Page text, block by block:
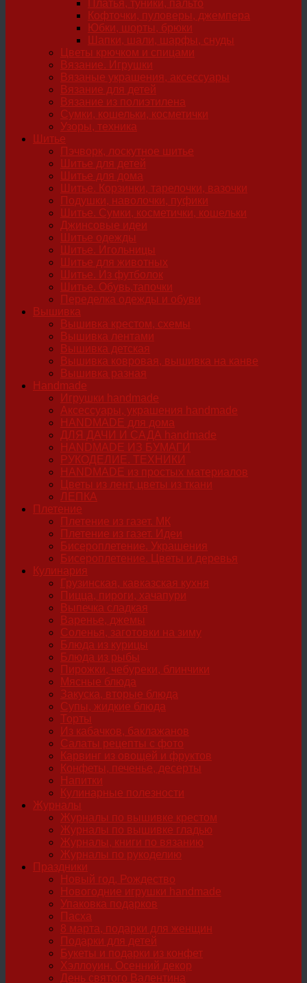
Платья, туники, пальто
Кофточки, пуловеры, джемпера
Юбки, шорты, брюки
Шапки, шали, шарфы, снуды
Цветы крючком и спицами
Вязание. Игрушки
Вязаные украшения, аксессуары
Вязание для детей
Вязание из полиэтилена
Сумки, кошельки, косметички
Узоры, техника
Шитье
Пэчворк, лоскутное шитье
Шитье для детей
Шитье для дома
Шитье. Корзинки, тарелочки, вазочки
Подушки, наволочки, пуфики
Шитье. Сумки, косметички, кошельки
Джинсовые идеи
Шитье одежды
Шитье. Игольницы
Шитье для животных
Шитье. Из футболок
Шитье. Обувь,тапочки
Переделка одежды и обуви
Вышивка
Вышивка крестом, схемы
Вышивка лентами
Вышивка детская
Вышивка ковровая, вышивка на канве
Вышивка разная
Handmade
Игрушки handmade
Аксессуары, украшения handmade
HANDMADE для дома
ДЛЯ ДАЧИ И САДА handmade
HANDMADE ИЗ БУМАГИ
РУКОДЕЛИЕ. ТЕХНИКИ
HANDMADE из простых материалов
Цветы из лент, цветы из ткани
ЛЕПКА
Плетение
Плетение из газет. МК
Плетение из газет. Идеи
Бисероплетение. Украшения
Бисероплетение. Цветы и деревья
Кулинария
Грузинская, кавказская кухня
Пицца, пироги, хачапури
Выпечка сладкая
Варенье, джемы
Соленья, заготовки на зиму
Блюда из курицы
Блюда из рыбы
Пирожки, чебуреки, блинчики
Мясные блюда
Закуска, вторые блюда
Супы, жидкие блюда
Торты
Из кабачков, баклажанов
Салаты рецепты с фото
Карвинг из овощей и фруктов
Конфеты, печенье, десерты
Напитки
Кулинарные полезности
Журналы
Журналы по вышивке крестом
Журналы по вышивке гладью
Журналы, книги по вязанию
Журналы по рукоделию
Праздники
Новый год, Рождество
Новогодние игрушки handmade
Упаковка подарков
Пасха
8 марта, подарки для женщин
Подарки для детей
Букеты и подарки из конфет
Хэллоуин. Осенний декор
День святого Валентина